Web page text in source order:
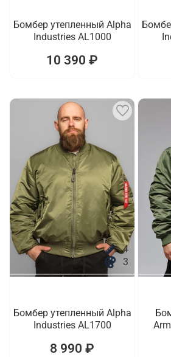
Бомбер утепленный Alpha
Industries AL1000
10 390 ₽
4
3
Бомбер утепленный Alpha
Industries AL1700
8 990 ₽